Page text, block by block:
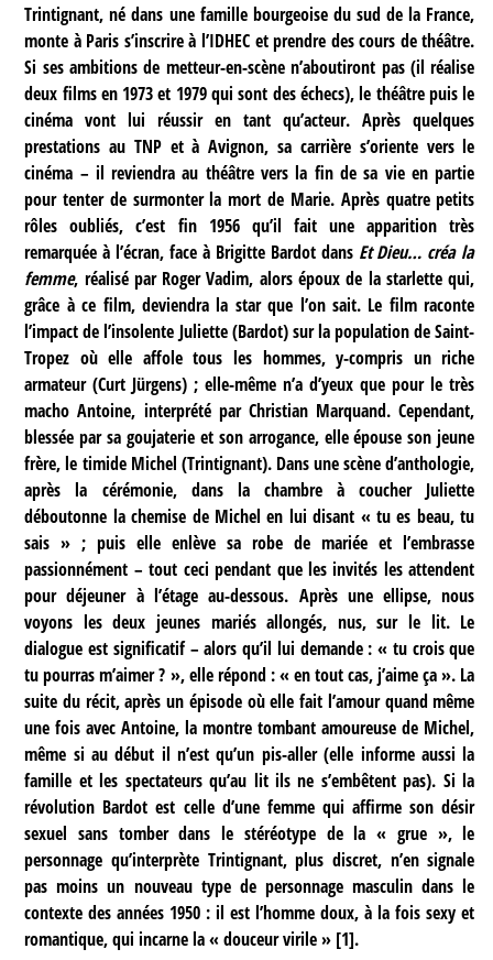
Trintignant, né dans une famille bourgeoise du sud de la France,
monte à Paris s’inscrire à l’IDHEC et prendre des cours de théâtre.
Si ses ambitions de metteur-en-scène n’aboutiront pas (il réalise
deux films en 1973 et 1979 qui sont des échecs), le théâtre puis le
cinéma vont lui réussir en tant qu’acteur. Après quelques
prestations au TNP et à Avignon, sa carrière s’oriente vers le
cinéma – il reviendra au théâtre vers la fin de sa vie en partie
pour tenter de surmonter la mort de Marie. Après quatre petits
rôles oubliés, c’est fin 1956 qu’il fait une apparition très
remarquée à l’écran, face à Brigitte Bardot dans Et Dieu… créa la
femme, réalisé par Roger Vadim, alors époux de la starlette qui,
grâce à ce film, deviendra la star que l’on sait. Le film raconte
l’impact de l’insolente Juliette (Bardot) sur la population de Saint-
Tropez où elle affole tous les hommes, y-compris un riche
armateur (Curt Jürgens) ; elle-même n’a d’yeux que pour le très
macho Antoine, interprété par Christian Marquand. Cependant,
blessée par sa goujaterie et son arrogance, elle épouse son jeune
frère, le timide Michel (Trintignant). Dans une scène d’anthologie,
après la cérémonie, dans la chambre à coucher Juliette
déboutonne la chemise de Michel en lui disant « tu es beau, tu
sais » ; puis elle enlève sa robe de mariée et l’embrasse
passionnément – tout ceci pendant que les invités les attendent
pour déjeuner à l’étage au-dessous. Après une ellipse, nous
voyons les deux jeunes mariés allongés, nus, sur le lit. Le
dialogue est significatif – alors qu’il lui demande : « tu crois que
tu pourras m’aimer ? », elle répond : « en tout cas, j’aime ça ». La
suite du récit, après un épisode où elle fait l’amour quand même
une fois avec Antoine, la montre tombant amoureuse de Michel,
même si au début il n’est qu’un pis-aller (elle informe aussi la
famille et les spectateurs qu’au lit ils ne s’embêtent pas). Si la
révolution Bardot est celle d’une femme qui affirme son désir
sexuel sans tomber dans le stéréotype de la « grue », le
personnage qu’interprète Trintignant, plus discret, n’en signale
pas moins un nouveau type de personnage masculin dans le
contexte des années 1950 : il est l’homme doux, à la fois sexy et
romantique, qui incarne la « douceur virile » [1].